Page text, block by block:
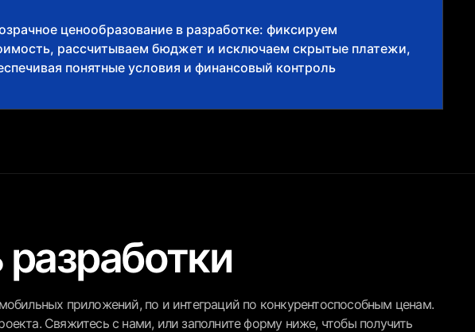
ценообразование в разработке: фиксируем
рассчитываем бюджет и исключаем скрытые платежи,
понятные условия и финансовый контроль
приложений, по и интеграций по конкурентоспособным ценам.
Свяжитесь с нами, или заполните форму ниже, чтобы получить